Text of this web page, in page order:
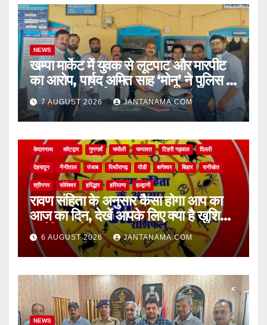
NEWS
खम्पा मार्केट में युवक से लूटपाट और मारपीट
का आरोप, पार्षद अमित साह ‘मोनू’ ने पुलिस से
की सख्त कार्रवाई की मांग
7 AUGUST 2026 JANTANAMA.COM
केदारनाथ कोटद्वार गुणगावँ चमोली चम्पावत टिहरी गढ़वाल दिल्ली
देहरादून नैनीताल पंजाब पिथौरागढ़ पौडी बागेश्वर बिहार रानीखेत
श्रीनगर सोमेश्वर हरिद्धार हरियाणा हल्द्वानी
रावण संहिता के अनुसार कैसा होगा आप का
आज का दिन, देखें आपके लिए क्या है खुशियां,
चुनौतियां और नए अवसर
6 AUGUST 2026 JANTANAMA.COM
NEWS